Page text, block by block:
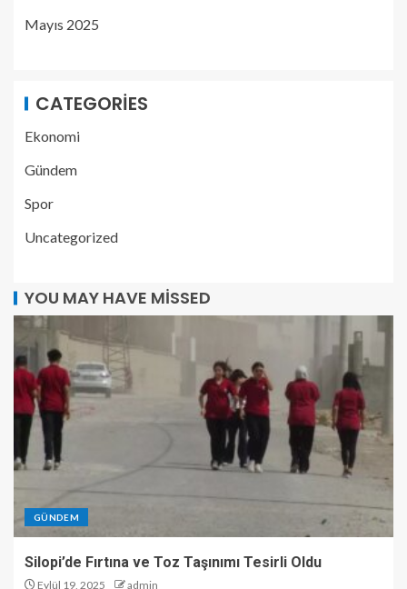
Mayıs 2025
CATEGORIES
Ekonomi
Gündem
Spor
Uncategorized
YOU MAY HAVE MISSED
GÜNDEM
Silopi’de Fırtına ve Toz Taşınımı Tesirli Oldu
Eylül 19, 2025 admin